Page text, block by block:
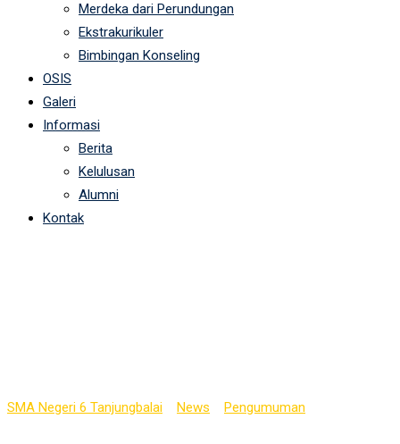
Merdeka dari Perundungan
Ekstrakurikuler
Bimbingan Konseling
OSIS
Galeri
Informasi
Berita
Kelulusan
Alumni
Kontak
SMA Negeri 6 Tanjungbalai News Pengumuman